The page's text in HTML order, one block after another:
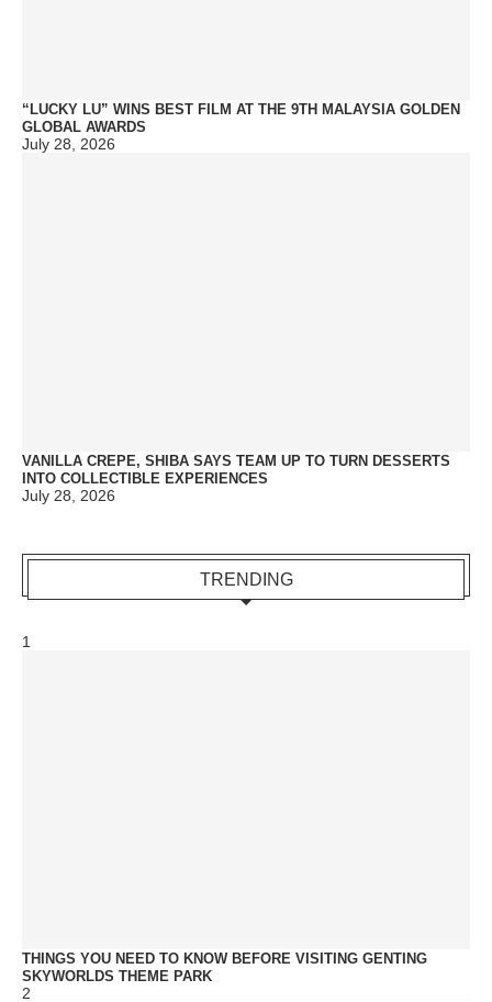
“LUCKY LU” WINS BEST FILM AT THE 9TH MALAYSIA GOLDEN
GLOBAL AWARDS
July 28, 2026
VANILLA CREPE, SHIBA SAYS TEAM UP TO TURN DESSERTS
INTO COLLECTIBLE EXPERIENCES
July 28, 2026
TRENDING
1
THINGS YOU NEED TO KNOW BEFORE VISITING GENTING
SKYWORLDS THEME PARK
2